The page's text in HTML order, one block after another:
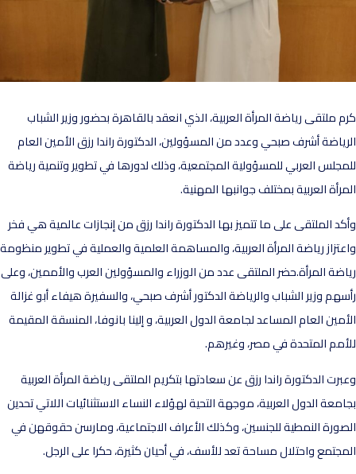
ملتقى رياضة المرأة العربية، الذي انعقد بالقاهرة بحضور وزير الشباب
أشرف صبحي وعدد من المسؤولين، الدكتورة راندا رزق الأمين العام
العربي للمسؤولية المجتمعية، وذلك لدورها في تطوير وتنمية رياضة
العربية بمختلف جوانبها المهنية.
الملتقى على ما تتميز بها الدكتورة راندا رزق من إنجازات عالمية هي فخر
رياضة المرأة العربية، والمساهمة العلمية والعملية في تطوير منظومة
المرأة.حضر الملتقى عدد من الوزراء والمسؤولين العرب والأممين، وعلى
وزير الشباب والرياضة الدكتور أشرف صبحي، والسفيرة هيفاء أبو غزالة
العام المساعد لجامعة الدول العربية، و إلينا بانوفا، المنسقة المقيمة
المتحدة في مصر، وغيرهم.
الدكتورة راندا رزق عن سعادتها بتكريم الملتقى رياضة المرأة العربية
الدول العربية، موجهة التحية لهؤلاء النساء الاستثنائيات اللاتي تحدين
النمطية للجنسين، وكذلك الأعراف الاجتماعية، ومارسن حقوقهن في
واحتلال مساحة تعد للأسف، في أحيان كثيرة، حكرا على الرجل.